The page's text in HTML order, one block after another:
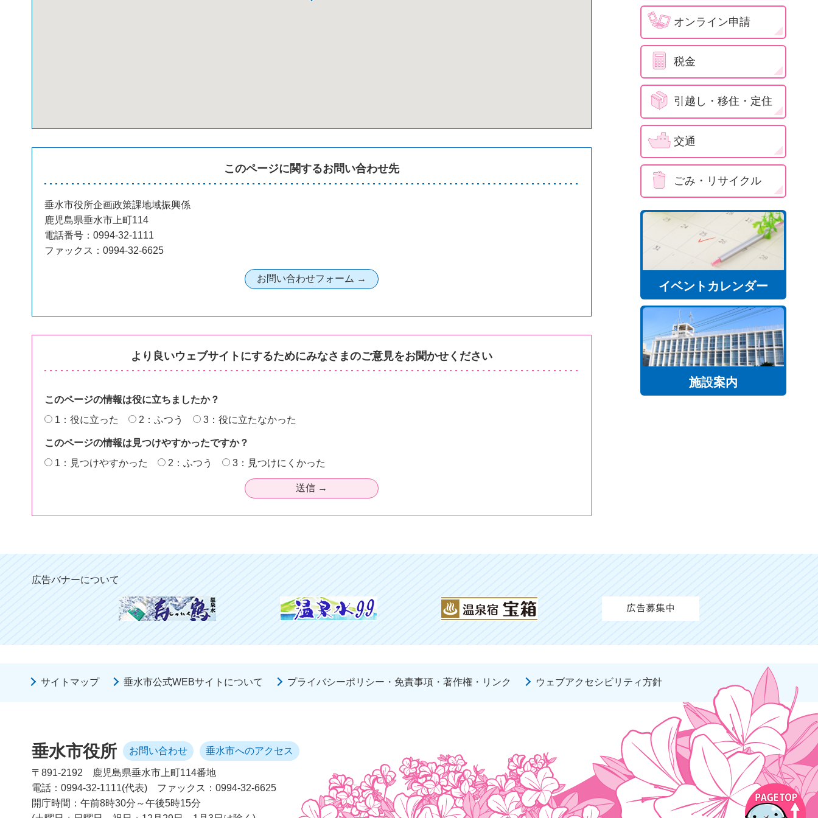
このページに関するお問い合わせ先
垂水市役所企画政策課地域振興係
鹿児島県垂水市上町114
電話番号：0994-32-1111
ファックス：0994-32-6625
より良いウェブサイトにするためにみなさまのご意見をお聞かせください
このページの情報は役に立ちましたか？
1：役に立った
2：ふつう 3：役に立たなかった
このページの情報は見つけやすかったですか？
1：見つけやすかった
2：ふつう 3：見つけにくかった
オンライン申請
税金
引越し・移住・定住
交通
ごみ・リサイクル
イベントカレンダー
施設案内
広告バナーについて
サイトマップ 垂水市公式WEBサイトについて プライバシーポリシー・免責事項・著作権・リンク ウェブアクセシビリティ方針
垂水市役所 お問い合わせ 垂水市へのアクセス
〒891-2192
鹿児島県垂水市上町114番地
電話：0994-32-1111(代表)
ファックス：0994-32-6625
開庁時間：午前8時30分～午後5時15分